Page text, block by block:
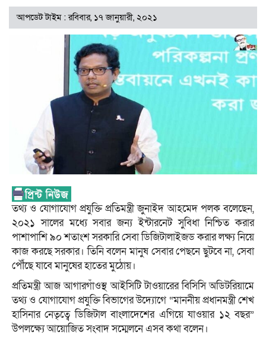
আপডেট টাইম : রবিবার, ১৭ জানুয়ারী, ২০২১
তথ্য ও যোগাযোগ প্রযুক্তি প্রতিমন্ত্রী জুনাইদ আহমেদ পলক বলেছেন,
২০২১ সালের মধ্যে সবার জন্য ইন্টারনেট সুবিধা নিশ্চিত করার
পাশাপাশি ৯০ শতাংশ সরকারি সেবা ডিজিটালাইজড করার লক্ষ্য নিয়ে
কাজ করছে সরকার। তিনি বলেন মানুষ সেবার পেছনে ছুটবে না, সেবা
পৌঁছে যাবে মানুষের হাতের মুঠোয়।
প্রতিমন্ত্রী আজ আগারগাঁওস্থ আইসিটি টাওয়ারের বিসিসি অডিটরিয়ামে
তথ্য ও যোগাযোগ প্রযুক্তি বিভাগের উদ্যোগে “মাননীয় প্রধানমন্ত্রী শেখ
হাসিনার নেতৃত্বে ডিজিটাল বাংলাদেশের এগিয়ে যাওয়ার ১২ বছর”
উপলক্ষ্যে আয়োজিত সংবাদ সম্মেলনে এসব কথা বলেন।